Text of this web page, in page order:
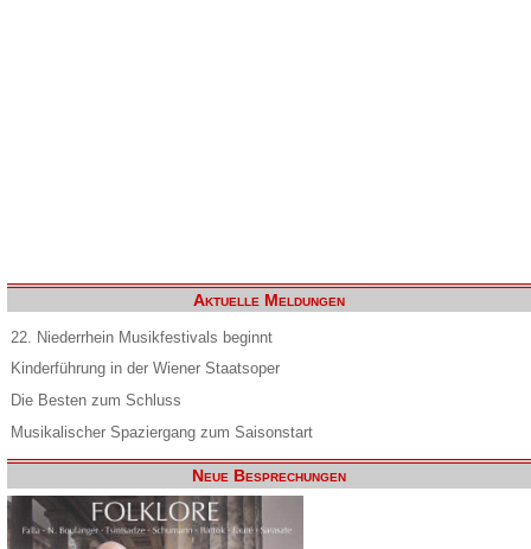
Aktuelle Meldungen
22. Niederrhein Musikfestivals beginnt
Kinderführung in der Wiener Staatsoper
Die Besten zum Schluss
Musikalischer Spaziergang zum Saisonstart
Neue Besprechungen